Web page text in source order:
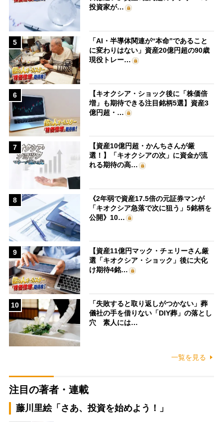
投資家が…
5
「AI・半導体関連が“本命”であること
に変わりはない」資産20億円超の90歳
現役トレー…
6
【キオクシア・ショック後に「株価倍
増」も期待できる注目銘柄5選】資産3
億円超・…
7
【資産10億円超・かんちさんが厳
選！】「キオクシアの次」に資金が流
れる期待の高…
8
《2年弱で資産17.5倍の元証券マンが
「キオクシア急落で次に狙う」5銘柄を
公開》10…
9
【資産11億円マック・チェリーさん厳
選「キオクシア・ショック」後に大化
け期待4銘…
10
「失敗すると取り返しがつかない」葬
儀社の手を借りない「DIY葬」の落とし
穴 素人には…
一覧を見る
注目の著者・連載
藤川里絵「さあ、投資を始めよう！」